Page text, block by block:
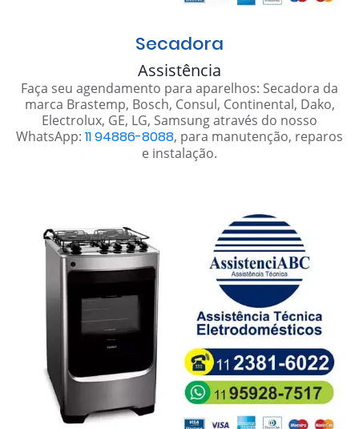
Secadora
Assistência
Faça seu agendamento para aparelhos: Secadora da
marca Brastemp, Bosch, Consul, Continental, Dako,
Electrolux, GE, LG, Samsung através do nosso
WhatsApp: 11 94886-8088, para manutenção, reparos
e instalação.